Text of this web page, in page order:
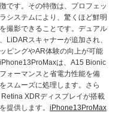
です。その特徴は、プロフェッ
システムにより、驚くほど鮮明
撮影できることです。デュアル
LiDARスキャナーが追加され、
ピングやAR体験の向上が可能
は、A15 Bionic
ォーマンスと省電力性能を備
スムーズに処理します。さら
XDRディスプレイが搭載
提供します。 iPhone13ProMax